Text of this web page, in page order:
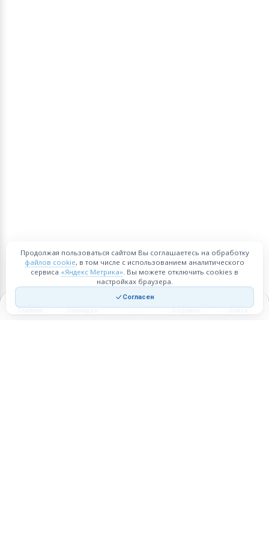
Главная Закладки Корзина Войти
Продолжая пользоваться сайтом Вы соглашаетесь на обработку
файлов cookie, в том числе с использованием аналитического
сервиса «Яндекс Метрика». Вы можете отключить cookies в
настройках браузера.
Согласен